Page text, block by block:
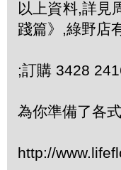
以上資料,詳見
踐篇》,綠野店
;訂購 3428
為你準備了各
http://